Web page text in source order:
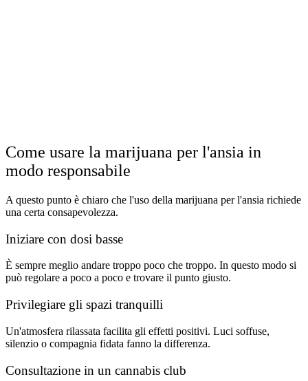
Come usare la marijuana per l'ansia in
modo responsabile
A questo punto è chiaro che l'uso della marijuana per l'ansia richiede
una certa consapevolezza.
Iniziare con dosi basse
È sempre meglio andare troppo poco che troppo. In questo modo si
può regolare a poco a poco e trovare il punto giusto.
Privilegiare gli spazi tranquilli
Un'atmosfera rilassata facilita gli effetti positivi. Luci soffuse,
silenzio o compagnia fidata fanno la differenza.
Consultazione in un cannabis club